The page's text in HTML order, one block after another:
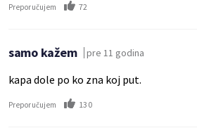
Preporučujem 72
samo kažem pre 11 godina
kapa dole po ko zna koj put.
Preporučujem 130